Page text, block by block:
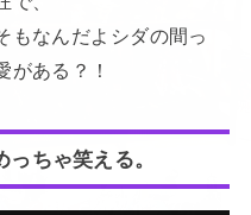
もなんだよシダの間っ
がある？！
ちゃ笑える。